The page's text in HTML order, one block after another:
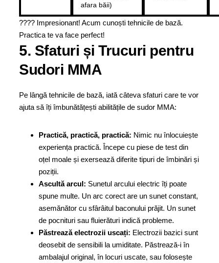
afara băii)
???? Impresionant! Acum cunoști tehnicile de bază.
Practica te va face perfect!
5. Sfaturi și Trucuri pentru
Sudori MMA
Pe lângă tehnicile de bază, iată câteva sfaturi care te vor
ajuta să îți îmbunătățești abilitățile de sudor MMA:
Practică, practică, practică: Nimic nu înlocuiește
experiența practică. Începe cu piese de test din
oțel moale și exersează diferite tipuri de îmbinări și
poziții.
Ascultă arcul: Sunetul arcului electric îți poate
spune multe. Un arc corect are un sunet constant,
asemănător cu sfârâitul baconului prăjit. Un sunet
de pocnituri sau fluierături indică probleme.
Păstrează electrozii uscați: Electrozii bazici sunt
deosebit de sensibili la umiditate. Păstrează-i în
ambalajul original, în locuri uscate, sau folosește